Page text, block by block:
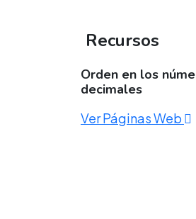
Recursos
Orden en los
decimales
Ver Páginas Web